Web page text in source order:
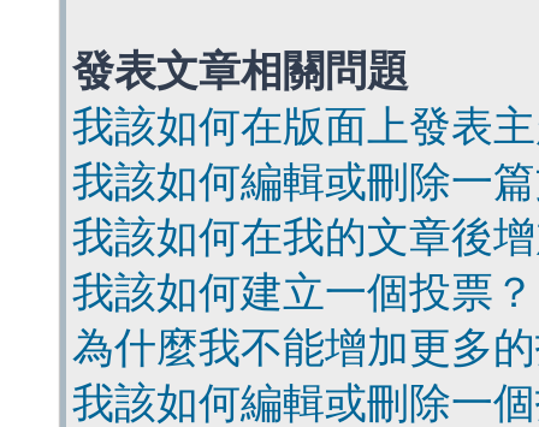
發表文章相關問題
我該如何在版面上發表
我該如何編輯或刪除一
我該如何在我的文章後
我該如何建立一個投票？
為什麼我不能增加更多
我該如何編輯或刪除一